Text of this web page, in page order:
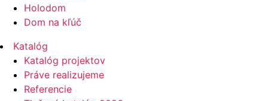
Holodom
Dom na kľúč
Katalóg
Katalóg projektov
Práve realizujeme
Referencie